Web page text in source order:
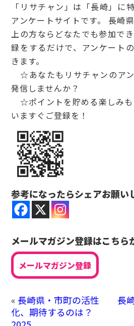
「リサチャン」は「長崎」に
アンケートサイトです。 長崎
上の方ならどなたでも参加で
録をするだけで、アンケート
きます。
☆あなたもリサチャンのア
発信しませんか？
☆ポイントを貯める楽しみも
いますぐご登録を！
参考になったらシェアお願い
メールマガジン登録はこちら
メールマガジン登録
«長崎県・市町の活性
化、期待するのは？
長